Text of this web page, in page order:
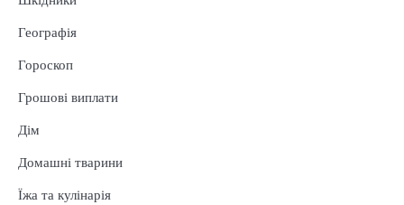
Географія
Гороскоп
Грошові виплати
Дім
Домашні тварини
Їжа та кулінарія